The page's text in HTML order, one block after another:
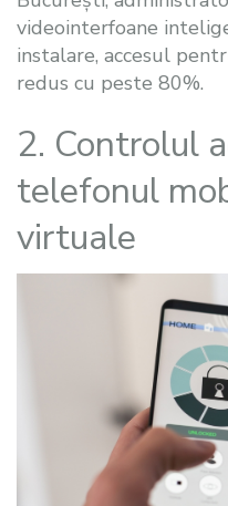
videointerfoane
instalare, accesul
redus cu peste 80%.
2. Controlul
telefonul
virtuale